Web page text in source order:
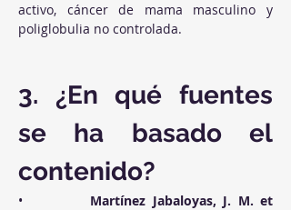
activo, cáncer de mama masculino y
poliglobulia no controlada.
3. ¿En qué fuentes
se ha basado el
contenido?
• Martínez Jabaloyas, J. M. et